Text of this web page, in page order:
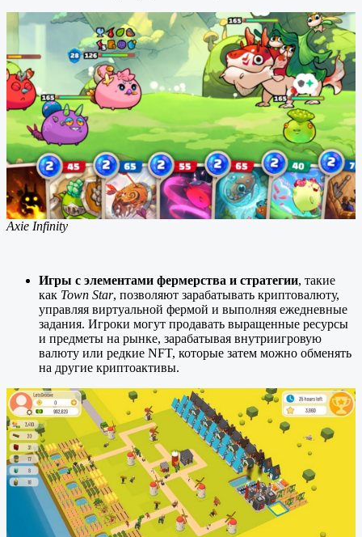
Axie Infinity
Игры с элементами фермерства и стратегии, такие
как Town Star, позволяют зарабатывать криптовалюту,
управляя виртуальной фермой и выполняя ежедневные
задания. Игроки могут продавать выращенные ресурсы
и предметы на рынке, зарабатывая внутриигровую
валюту или редкие NFT, которые затем можно обменять
на другие криптоактивы.